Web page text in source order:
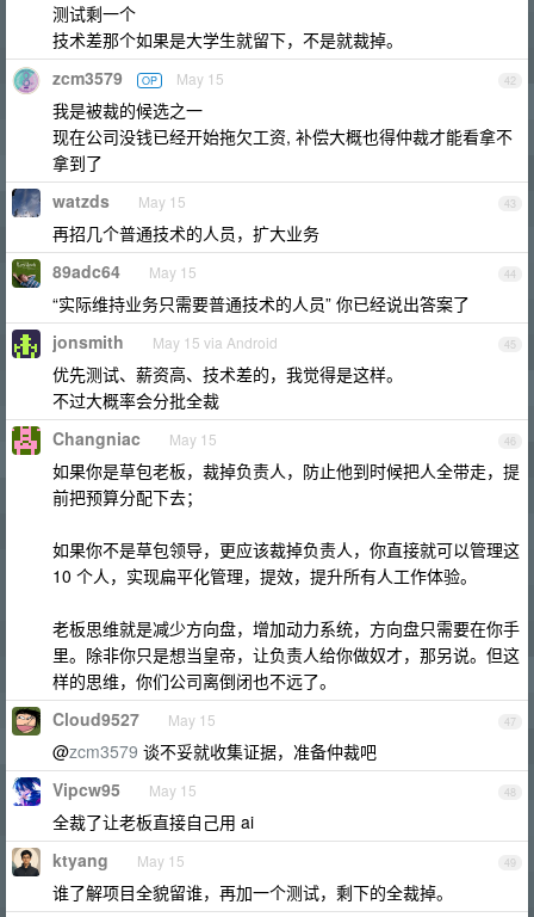
测试剩一个
技术差那个如果是大学生就留下，不是就裁掉。
42
zcm3579 OP May 15
我是被裁的候选之一
现在公司没钱已经开始拖欠工资, 补偿大概也得仲裁才能看拿不
拿到了
43
watzds May 15
再招几个普通技术的人员，扩大业务
44
89adc64 May 15
“实际维持业务只需要普通技术的人员” 你已经说出答案了
45
jonsmith May 15 via Android
优先测试、薪资高、技术差的，我觉得是这样。
不过大概率会分批全裁
46
Changniac May 15
如果你是草包老板，裁掉负责人，防止他到时候把人全带走，提
前把预算分配下去；
如果你不是草包领导，更应该裁掉负责人，你直接就可以管理这
10 个人，实现扁平化管理，提效，提升所有人工作体验。
老板思维就是减少方向盘，增加动力系统，方向盘只需要在你手
里。除非你只是想当皇帝，让负责人给你做奴才，那另说。但这
样的思维，你们公司离倒闭也不远了。
47
Cloud9527 May 15
@zcm3579 谈不妥就收集证据，准备仲裁吧
48
Vipcw95 May 15
全裁了让老板直接自己用 ai
49
ktyang May 15
谁了解项目全貌留谁，再加一个测试，剩下的全裁掉。